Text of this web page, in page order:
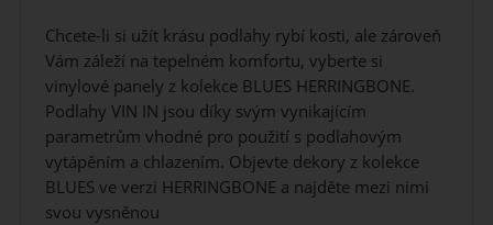
Chcete-li si užít krásu podlahy rybí kosti, ale zároveň
Vám záleží na tepelném komfortu, vyberte si
vinylové panely z kolekce BLUES HERRINGBONE.
Podlahy VIN IN jsou díky svým vynikajícím
parametrům vhodné pro použití s podlahovým
vytápěním a chlazením. Objevte dekory z kolekce
BLUES ve verzi HERRINGBONE a najděte mezi nimi
svou vysněnou